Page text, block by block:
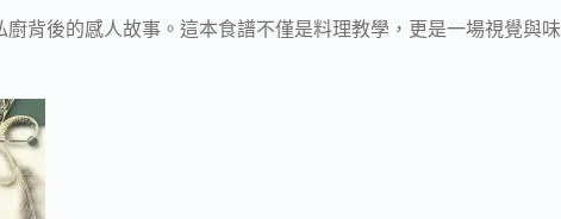
背後的感人故事。這本食譜不僅是料理教學，更是一場視覺與味